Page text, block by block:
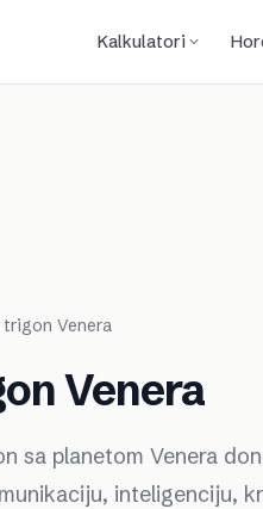
Kalkulatori
trigon Venera
Venera
sa planetom Venera
inteligenciju,